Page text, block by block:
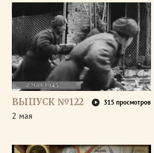
ВЫПУСК №122 315 просмотров
2 мая